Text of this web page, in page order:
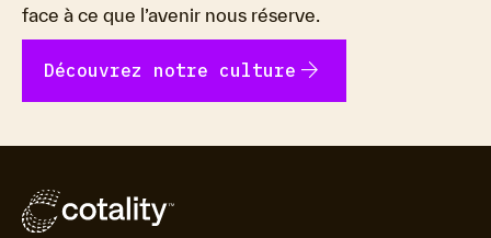
face à ce que l’avenir nous réserve.
Découvrez notre culture arrow_forward